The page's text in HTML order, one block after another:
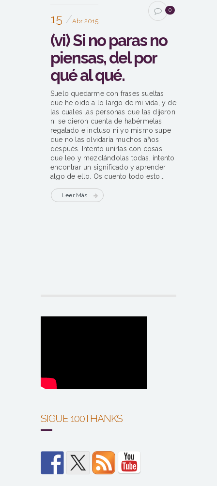
15 Abr 2015
0
(vi) Si no paras no
piensas, del por
qué al qué.
Suelo quedarme con frases sueltas
que he oido a lo largo de mi vida, y de
las cuales las personas que las dijeron
ni se dieron cuenta de habérmelas
regalado e incluso ni yo mismo supe
que no las olvidaría muchos años
después. Intento unirlas con cosas
que leo y mezclándolas todas, intento
encontrar un significado y aprender
algo de ello. Os cuento todo esto...
Leer Más
SIGUE 100THANKS